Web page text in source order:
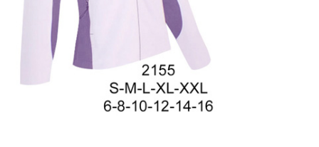
pdf , Moldes
Gerber ,
Ploteo y
Digitalización
accumark,
Moldes en
pdf, Moldes
Accumark